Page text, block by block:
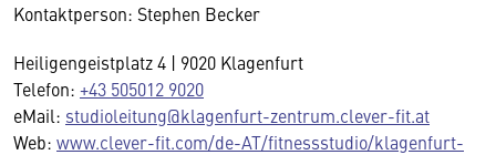
Kontaktperson: Stephen Becker
Heiligengeistplatz 4 | 9020 Klagenfurt
Telefon: +43 505012 9020
eMail: studioleitung@klagenfurt-zentrum.clever-fit.at
Web: www.clever-fit.com/de-AT/fitnessstudio/klagenfurt-